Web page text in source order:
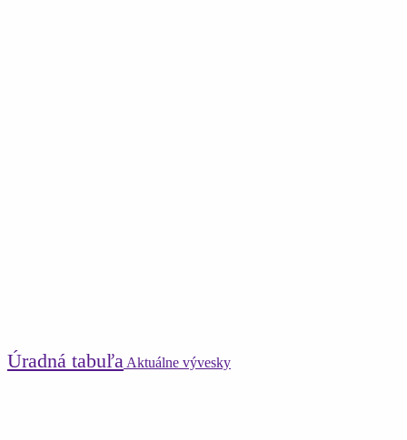
Úradná tabuľa Aktuálne vývesky